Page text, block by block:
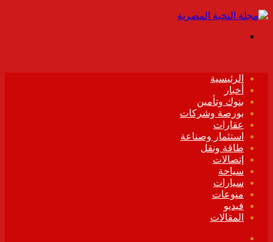
الرئيسية
أخبار
بنوك وتأمين
بورصة وشركات
عقارات
استثمار وصناعة
طاقة ونقل
إتصالات
سياحة
سيارات
منوعات
فيديو
المقالات